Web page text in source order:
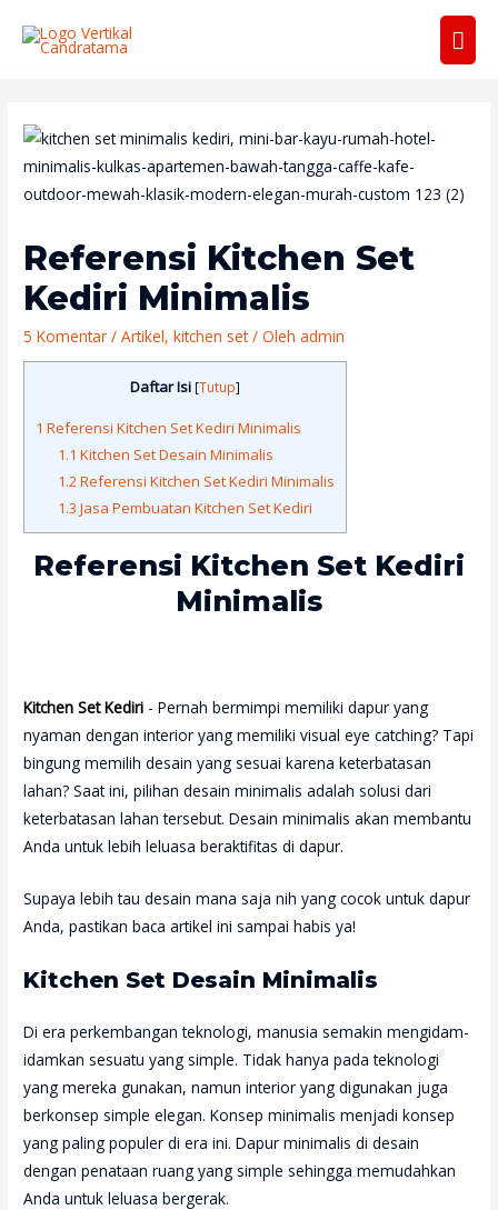
Referensi Kitchen Set
Kediri Minimalis
5 Komentar /Artikel,kitchen set/ Oleh admin
Daftar Isi [Tutup]
1 Referensi Kitchen Set Kediri Minimalis
1.1 Kitchen Set Desain Minimalis
1.2Referensi Kitchen Set Kediri Minimalis
1.3 Jasa Pembuatan Kitchen Set Kediri
Referensi Kitchen Set Kediri
Minimalis
Kitchen Set Kediri - Pernah bermimpi memiliki dapur yang
nyaman dengan interior yang memiliki visual eye catching? Tapi
bingung memilih desain yang sesuai karena keterbatasan
lahan? Saat ini, pilihan desain minimalis adalah solusi dari
keterbatasan lahan tersebut. Desain minimalis akan membantu
Anda untuk lebih leluasa beraktifitas di dapur.
Supaya lebih tau desain mana saja nih yang cocok untuk dapur
Anda, pastikan baca artikel ini sampai habis ya!
Kitchen Set Desain Minimalis
Di era perkembangan teknologi, manusia semakin mengidam-
idamkan sesuatu yang simple. Tidak hanya pada teknologi
yang mereka gunakan, namun interior yang digunakan juga
berkonsep simple elegan. Konsep minimalis menjadi konsep
yang paling populer di era ini. Dapur minimalis di desain
dengan penataan ruang yang simple sehingga memudahkan
Anda untuk leluasa bergerak.